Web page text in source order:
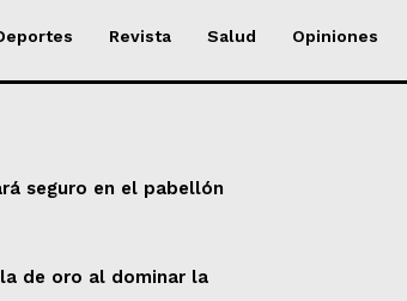
Revista Salud Opiniones
seguro en el pabellón
de oro al dominar la